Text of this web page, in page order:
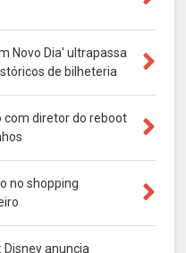
Novo Dia' ultrapassa
de bilheteria
com diretor do reboot
no shopping
anuncia